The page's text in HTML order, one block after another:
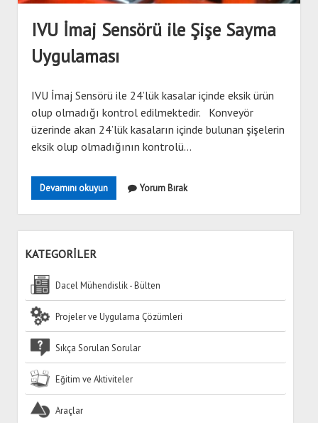
Hirschmann
Wecon
IVU İmaj Sensörü ile Şişe Sayma
Uygulaması
IVU İmaj Sensörü ile 24’lük kasalar içinde eksik ürün
olup olmadığı kontrol edilmektedir. Konveyör
üzerinde akan 24’lük kasaların içinde bulunan şişelerin
eksik olup olmadığının kontrolü…
Devamını okuyunIVU
İmaj
Sensörü
ile
Yorum Bırak
KATEGORİLER
Dacel Mühendislik - Bülten
Projeler ve Uygulama Çözümleri
Sıkça Sorulan Sorular
Eğitim ve Aktiviteler
Araçlar